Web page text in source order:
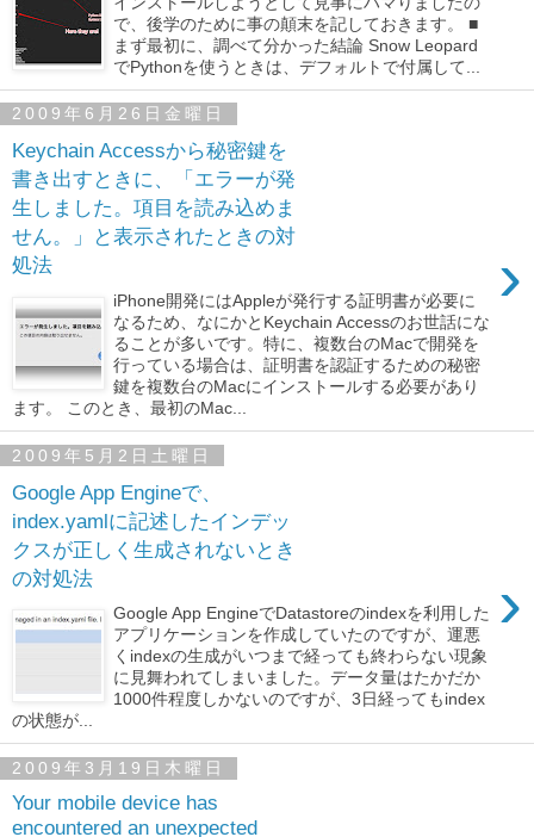
で、後学のために事の顛末を記しておきます。 ■
まず最初に、調べて分かった結論 Snow Leopard
でPythonを使うときは、デフォルトで付属して...
2009年6月26日金曜日
Keychain Accessから秘密鍵を
書き出すときに、「エラーが発
生しました。項目を読み込めま
せん。」と表示されたときの対
処法
›
iPhone開発にはAppleが発行する証明書が必要に
なるため、なにかとKeychain Accessのお世話にな
ることが多いです。特に、複数台のMacで開発を
行っている場合は、証明書を認証するための秘密
鍵を複数台のMacにインストールする必要があり
ます。 このとき、最初のMac...
2009年5月2日土曜日
Google App Engineで、
index.yamlに記述したインデッ
クスが正しく生成されないとき
の対処法
›
Google App EngineでDatastoreのindexを利用した
アプリケーションを作成していたのですが、運悪
くindexの生成がいつまで経っても終わらない現象
に見舞われてしまいました。データ量はたかだか
1000件程度しかないのですが、3日経ってもindex
の状態が...
2009年3月19日木曜日
Your mobile device has
encountered an unexpected